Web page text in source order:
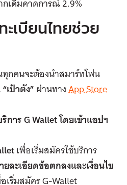
เบียนไทยช่วย
ทุกคนจะต้องนำสมาร์ทโฟน
เป๋าตัง”ผ่านทางApp Store
การ G Wallet โดยเข้าแอปฯ
เพื่อเริ่มสมัครใช้บริการ
ละเอียดข้อตกลงและเงื่อนไข
เริ่มสมัคร G-Wallet